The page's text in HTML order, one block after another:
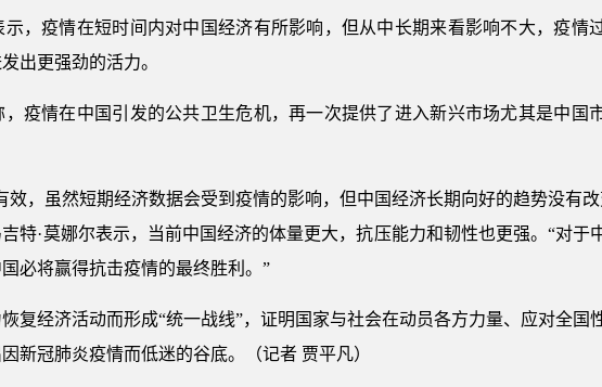
，疫情在短时间内对中国经济有所影响，但从中长期来看影响不大，疫情
出更强劲的活力。
疫情在中国引发的公共卫生危机，再一次提供了进入新兴市场尤其是中国
效，虽然短期经济数据会受到疫情的影响，但中国经济长期向好的趋势没有
特·莫娜尔表示，当前中国经济的体量更大，抗压能力和韧性也更强。“对于
必将赢得抗击疫情的最终胜利。”
复经济活动而形成“统一战线”，证明国家与社会在动员各方力量、应对全国
新冠肺炎疫情而低迷的谷底。（记者 贾平凡）